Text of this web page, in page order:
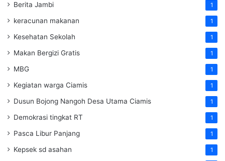
Berita Jambi 1
keracunan makanan 1
Kesehatan Sekolah 1
Makan Bergizi Gratis 1
MBG 1
Kegiatan warga Ciamis 1
Dusun Bojong Nangoh Desa Utama Ciamis 1
Demokrasi tingkat RT 1
Pasca Libur Panjang 1
Kepsek sd asahan 1